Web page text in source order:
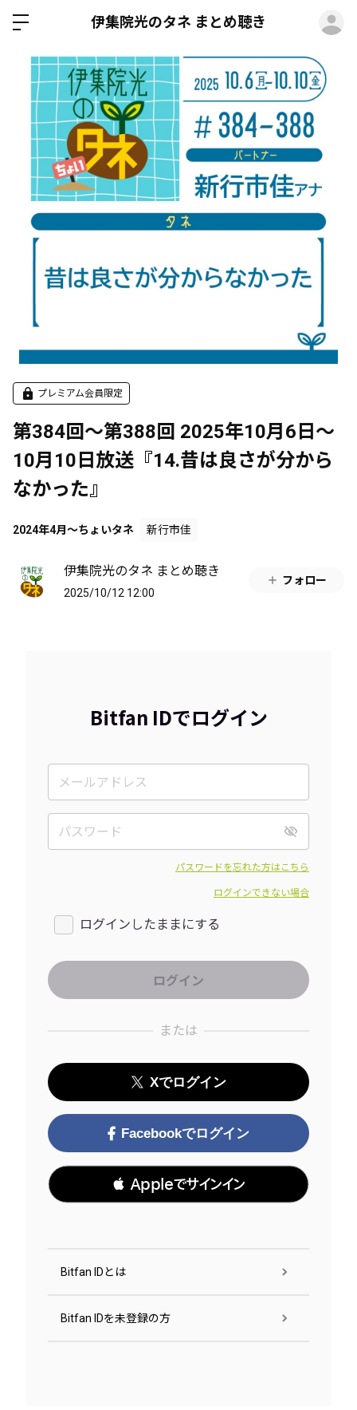
伊集院光のタネ まとめ聴き
プレミアム会員限定
第384回～第388回 2025年10月6日～
10月10日放送『14.昔は良さが分から
なかった』
2024年4月～ちょいタネ 新行市佳
伊集院光のタネ まとめ聴き
2025/10/12 12:00
フォロー
Bitfan IDでログイン
パスワードを忘れた方はこちら
ログインできない場合
ログインしたままにする
または
Xでログイン
Facebookでログイン
 Appleでサインイン
Bitfan IDとは
Bitfan IDを未登録の方